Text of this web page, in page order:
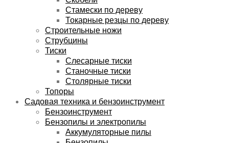
Стамески по дереву
Токарные резцы по дереву
Строительные ножи
Струбцины
Тиски
Слесарные тиски
Станочные тиски
Столярные тиски
Топоры
Садовая техника и бензоинструмент
Бензоинструмент
Бензопилы и электропилы
Аккумуляторные пилы